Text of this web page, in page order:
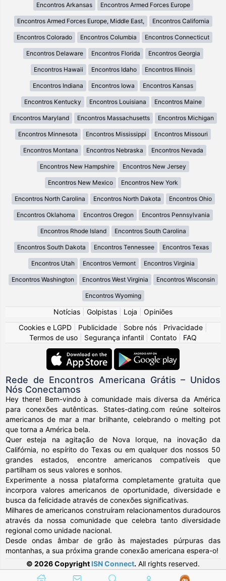
Encontros Arkansas Encontros Armed Forces Europe
Encontros Armed Forces Europe, Middle East, Encontros California
Encontros Colorado Encontros Columbia Encontros Connecticut
Encontros Delaware Encontros Florida Encontros Georgia
Encontros Hawaii Encontros Idaho Encontros Illinois
Encontros Indiana Encontros Iowa Encontros Kansas
Encontros Kentucky Encontros Louisiana Encontros Maine
Encontros Maryland Encontros Massachusetts Encontros Michigan
Encontros Minnesota Encontros Mississippi Encontros Missouri
Encontros Montana Encontros Nebraska Encontros Nevada
Encontros New Hampshire Encontros New Jersey
Encontros New Mexico Encontros New York
Encontros North Carolina Encontros North Dakota Encontros Ohio
Encontros Oklahoma Encontros Oregon Encontros Pennsylvania
Encontros Rhode Island Encontros South Carolina
Encontros South Dakota Encontros Tennessee Encontros Texas
Encontros Utah Encontros Vermont Encontros Virginia
Encontros Washington Encontros West Virginia Encontros Wisconsin
Encontros Wyoming
Notícias Golpistas Loja
Opiniões
Cookies e LGPD
Publicidade Sobre nós Privacidade
Termos de uso
Segurança infantil Contato FAQ
Rede de Encontros Americana Grátis – Unidos
Nós Conectamos
Hey there! Bem-vindo à comunidade mais diversa da América
para conexões autênticas. States-dating.com reúne solteiros
americanos de mar a mar brilhante, celebrando o melting pot
que torna a América bela.
Quer esteja na agitação de Nova Iorque, na inovação da
Califórnia, no espírito do Texas ou em qualquer dos nossos 50
grandes estados, encontre americanos compatíveis que
partilham os seus valores e sonhos.
Experimente a nossa plataforma completamente gratuita que
incorpora valores americanos de oportunidade, diversidade e
busca da felicidade através de conexões significativas.
Milhares de americanos construíram relacionamentos duradouros
através da nossa comunidade que celebra tanto diversidade
regional como unidade nacional.
Desde ondas âmbar de grão às majestades púrpuras das
montanhas, a sua próxima grande conexão americana espera-o!
© 2026 Copyright ISN Connect. All rights reserved.